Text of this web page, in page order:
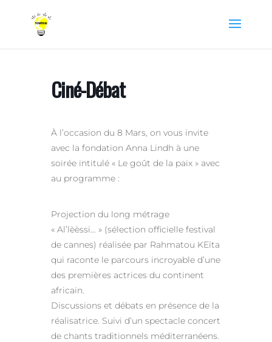
Ciné-Débat
À l’occasion du 8 Mars, on vous invite
avec la fondation Anna Lindh à une
soirée intitulé « Le goût de la paix » avec
au programme :
Projection du long métrage
« Al’lèèssi… » (sélection officielle festival
de cannes) réalisée par Rahmatou KEïta
qui raconte le parcours incroyable d’une
des premières actrices du continent
africain.
Discussions et débats en présence de la
réalisatrice. Suivi d’un spectacle concert
de chants traditionnels méditerranéens.